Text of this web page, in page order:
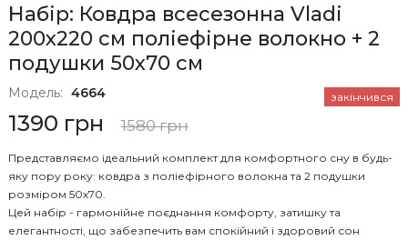
Набір: Ковдра всесезонна Vladi
200х220 см поліефірне волокно + 2
подушки 50x70 см
Модель: 4664 закінчився
1390 грн 1580 грн
Представляємо ідеальний комплект для комфортного сну в будь-
яку пору року: ковдра з поліефірного волокна та 2 подушки
розміром 50х70.
Цей набір - гармонійне поєднання комфорту, затишку та
елегантності, що забезпечить вам спокійний і здоровий сон